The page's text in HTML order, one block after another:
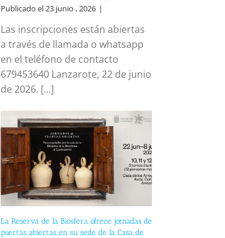
Publicado el 23 junio , 2026 |
Las inscripciones están abiertas
a través de llamada o whatsapp
en el teléfono de contacto
679453640 Lanzarote, 22 de junio
de 2026. [...]
La Reserva de la Biosfera ofrece jornadas de
puertas abiertas en su sede de la Casa de